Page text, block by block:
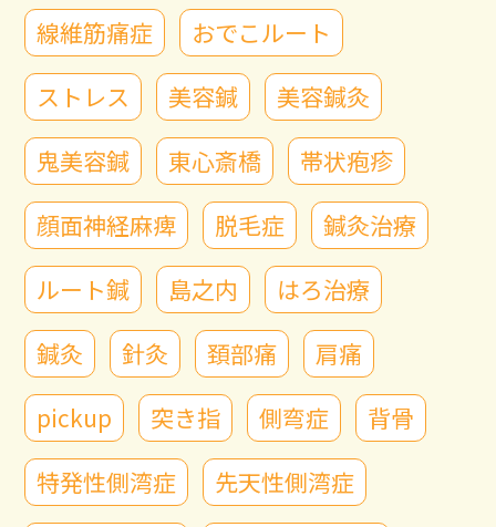
線維筋痛症
おでこルート
ストレス
美容鍼
美容鍼灸
鬼美容鍼
東心斎橋
帯状疱疹
顔面神経麻痺
脱毛症
鍼灸治療
ルート鍼
島之内
はろ治療
鍼灸
針灸 頚部痛
肩痛
pickup
突き指 側弯症
背骨
特発性側湾症
先天性側湾症